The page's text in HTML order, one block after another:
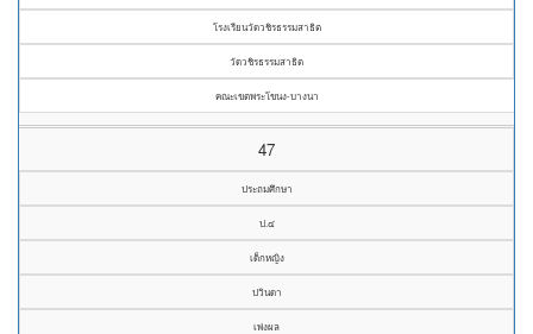
โรงเรียนวัดวชิรธรรมสาธิต
วัดวชิรธรรมสาธิต
คณะเขตพระโขนง-บางนา
47
ประถมศึกษา
ป.๔
เด็กหญิง
ปวินดา
เพ่งผล